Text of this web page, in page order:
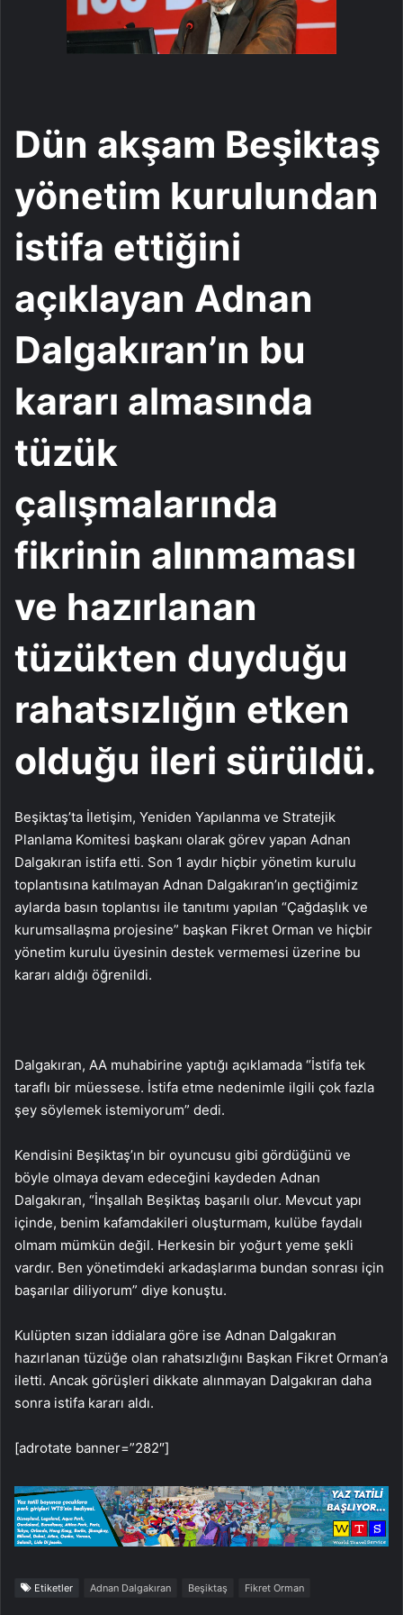
Dün akşam Beşiktaş
yönetim kurulundan
istifa ettiğini
açıklayan Adnan
Dalgakıran’ın bu
kararı almasında
tüzük
çalışmalarında
fikrinin alınmaması
ve hazırlanan
tüzükten duyduğu
rahatsızlığın etken
olduğu ileri sürüldü.
Beşiktaş’ta İletişim, Yeniden Yapılanma ve Stratejik
Planlama Komitesi başkanı olarak görev yapan Adnan
Dalgakıran istifa etti. Son 1 aydır hiçbir yönetim kurulu
toplantısına katılmayan Adnan Dalgakıran’ın geçtiğimiz
aylarda basın toplantısı ile tanıtımı yapılan “Çağdaşlık ve
kurumsallaşma projesine” başkan Fikret Orman ve hiçbir
yönetim kurulu üyesinin destek vermemesi üzerine bu
kararı aldığı öğrenildi.
Dalgakıran, AA muhabirine yaptığı açıklamada “İstifa tek
taraflı bir müessese. İstifa etme nedenimle ilgili çok fazla
şey söylemek istemiyorum” dedi.
Kendisini Beşiktaş’ın bir oyuncusu gibi gördüğünü ve
böyle olmaya devam edeceğini kaydeden Adnan
Dalgakıran, “İnşallah Beşiktaş başarılı olur. Mevcut yapı
içinde, benim kafamdakileri oluşturmam, kulübe faydalı
olmam mümkün değil. Herkesin bir yoğurt yeme şekli
vardır. Ben yönetimdeki arkadaşlarıma bundan sonrası için
başarılar diliyorum” diye konuştu.
Kulüpten sızan iddialara göre ise Adnan Dalgakıran
hazırlanan tüzüğe olan rahatsızlığını Başkan Fikret Orman’a
iletti. Ancak görüşleri dikkate alınmayan Dalgakıran daha
sonra istifa kararı aldı.
[adrotate banner=”282″]
Etiketler Adnan Dalgakıran Beşiktaş Fikret Orman